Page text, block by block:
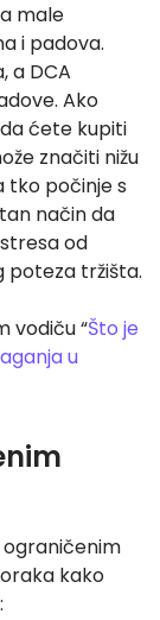
male
i padova.
a DCA
Ako
ćete kupiti
značiti nižu
tko počinje s
način da
od
poteza tržišta.
vodiču “Što je
u
ograničenim
kako